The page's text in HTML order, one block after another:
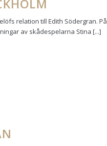
relation till Edith Södergran. På
av skådespelarna Stina [...]